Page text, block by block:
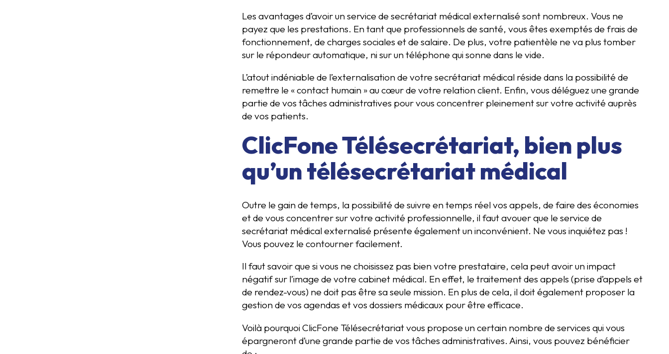
Les avantages d’avoir un service de secrétariat médical externalisé sont nombreux. Vous ne
payez que les prestations. En tant que professionnels de santé, vous êtes exemptés de frais de
fonctionnement, de charges sociales et de salaire. De plus, votre patientèle ne va plus tomber
sur le répondeur automatique, ni sur un téléphone qui sonne dans le vide.
L’atout indéniable de l’externalisation de votre secrétariat médical réside dans la possibilité de
remettre le « contact humain » au cœur de votre relation client. Enfin, vous déléguez une grande
partie de vos tâches administratives pour vous concentrer pleinement sur votre activité auprès
de vos patients.
ClicFone Télésecrétariat, bien plus
qu’un télésecrétariat médical
Outre le gain de temps, la possibilité de suivre en temps réel vos appels, de faire des économies
et de vous concentrer sur votre activité professionnelle, il faut avouer que le service de
secrétariat médical externalisé présente également un inconvénient. Ne vous inquiétez pas !
Vous pouvez le contourner facilement.
Il faut savoir que si vous ne choisissez pas bien votre prestataire, cela peut avoir un impact
négatif sur l’image de votre cabinet médical. En effet, le traitement des appels (prise d’appels et
de rendez-vous) ne doit pas être sa seule mission. En plus de cela, il doit également proposer la
gestion de vos agendas et vos dossiers médicaux pour être efficace.
Voilà pourquoi ClicFone Télésecrétariat vous propose un certain nombre de services qui vous
épargneront d’une grande partie de vos tâches administratives. Ainsi, vous pouvez bénéficier